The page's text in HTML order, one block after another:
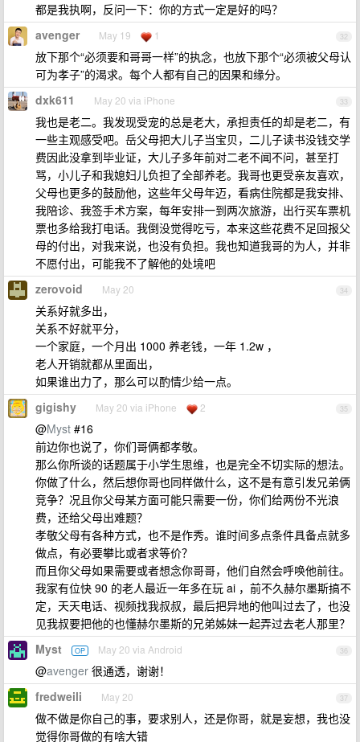
都是我执啊，反问一下：你的方式一定是好的吗？
32
avenger May 19 1
放下那个“必须要和哥哥一样”的执念，也放下那个“必须被父母认
可为孝子”的渴求。每个人都有自己的因果和缘分。
33
dxk611 May 20 via iPhone
我也是老二。我发现受宠的总是老大，承担责任的却是老二，有
一些主观感受吧。岳父母把大儿子当宝贝，二儿子读书没钱交学
费因此没拿到毕业证，大儿子多年前对二老不闻不问，甚至打
骂，小儿子和我媳妇儿负担了全部养老。我哥也更受亲友喜欢，
父母也更多的鼓励他，这些年父母年迈，看病住院都是我安排、
我陪诊、我签手术方案，每年安排一到两次旅游，出行买车票机
票也多给我打电话。我倒没觉得吃亏，本来这些花费不足回报父
母的付出，对我来说，也没有负担。我也知道我哥的为人，并非
不愿付出，可能我不了解他的处境吧
34
zerovoid May 20
关系好就多出，
关系不好就平分，
一个家庭，一个月出 1000 养老钱，一年 1.2w ，
老人开销就都从里面出，
如果谁出力了，那么可以酌情少给一点。
35
gigishy May 20 via iPhone 2
@Myst #16
前边你也说了，你们哥俩都孝敬。
那么你所谈的话题属于小学生思维，也是完全不切实际的想法。
你做了什么，然后想你哥也同样做什么，这不是有意引发兄弟俩
竞争？况且你父母某方面可能只需要一份，你们给两份不光浪
费，还给父母出难题？
孝敬父母有各种方式，也不是作秀。谁时间多点条件具备点就多
做点，有必要攀比或者求等价？
而且你父母如果需要或者想念你哥哥，他们自然会呼唤他前往。
我家有位快 90 的老人最近一年多在玩 ai ，前不久赫尔墨斯搞不
定，天天电话、视频找我叔叔，最后把异地的他叫过去了，也没
见我叔要把他的也懂赫尔墨斯的兄弟姊妹一起弄过去老人那里？
36
Myst OP May 20 via Android
@avenger 很通透，谢谢！
37
fredweili May 20
做不做是你自己的事，要求别人，还是你哥，就是妄想，我也没
觉得你哥做的有啥大错